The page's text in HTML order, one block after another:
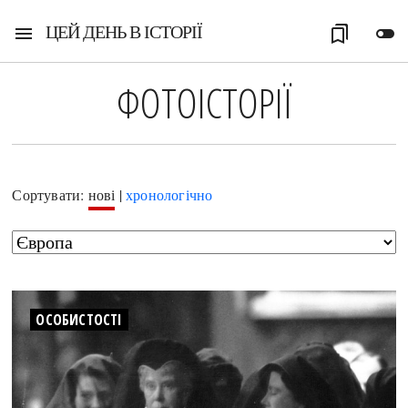
menu ЦЕЙ ДЕНЬ В ІСТОРІЇ toggle_off
bookmarks
ФОТОІСТОРІЇ
Сортувати: нові |хронологічно
ОСОБИСТОСТІ